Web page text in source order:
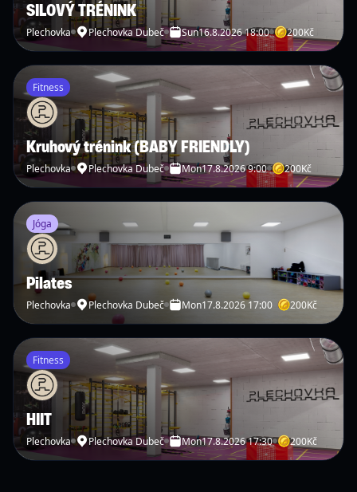
SILOVÝ TRÉNINK
Plechovka Plechovka Dubeč Sun16.8.2026 18:00 200Kč
Fitness
Kruhový trénink (BABY FRIENDLY)
Plechovka Plechovka Dubeč Mon17.8.2026 9:00 200Kč
Jóga
Pilates
Plechovka Plechovka Dubeč Mon17.8.2026 17:00 200Kč
Fitness
HIIT
Plechovka Plechovka Dubeč Mon17.8.2026 17:30 200Kč